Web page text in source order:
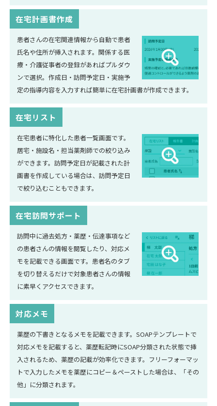
在宅計画書作成
患者さんの在宅関連情報から自動で患者
氏名や住所が挿入されます。関係する医
療・介護従事者の登録があればプルダウ
ンで選択。作成日・訪問予定日・実施予
定の指導内容を入力すれば簡単に在宅計画書が作成できます。
在宅リスト
在宅患者に特化した患者一覧画面です。
居宅・施設名・担当薬剤師での絞り込み
ができます。訪問予定日が記載された計
画書を作成している場合は、訪問予定日
で絞り込むこともできます。
在宅訪問サポート
訪問中に過去処方・薬歴・伝達事項など
の患者さんの情報を閲覧したり、対応メ
モを記載できる画面です。患者名のタブ
を切り替えるだけで対象患者さんの情報
に素早くアクセスできます。
対応メモ
薬歴の下書きとなるメモを記載できます。SOAPテンプレートで
対応メモを記載すると、薬歴転記時にSOAP分類された状態で挿
入されるため、薬歴の記載が効率化できます。フリーフォーマッ
トで入力したメモを薬歴にコピー＆ペーストした場合は、「その
他」に分類されます。